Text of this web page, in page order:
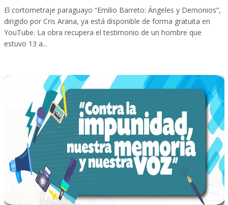
El cortometraje paraguayo “Emilio Barreto: Ángeles y Demonios”,
dirigido por Cris Arana, ya está disponible de forma gratuita en
YouTube. La obra recupera el testimonio de un hombre que
estuvo 13 a...